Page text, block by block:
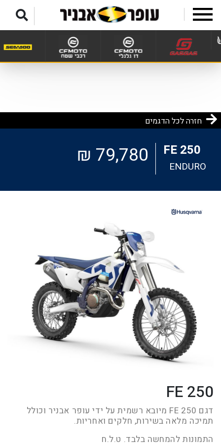
חזרה לכל הדגמים
FE 250
ENDURO
79,780 ₪
FE 250
דגם FE 250 מיובא רשמית על ידי עופר אבניר וכולל
תמיכה מלאה בשירות, חלקים ואחריות.
התמונות להמחשה בלבד. ט.ל.ח